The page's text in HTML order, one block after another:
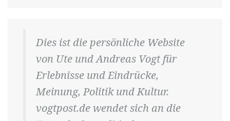
Dies ist die persönliche Website
von Ute und Andreas Vogt für
Erlebnisse und Eindrücke,
Meinung, Politik und Kultur.
vogtpost.de wendet sich an die